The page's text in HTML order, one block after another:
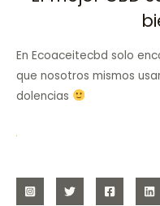
En Ecoaceitecbd solo
que nosotros mismos
dolencias